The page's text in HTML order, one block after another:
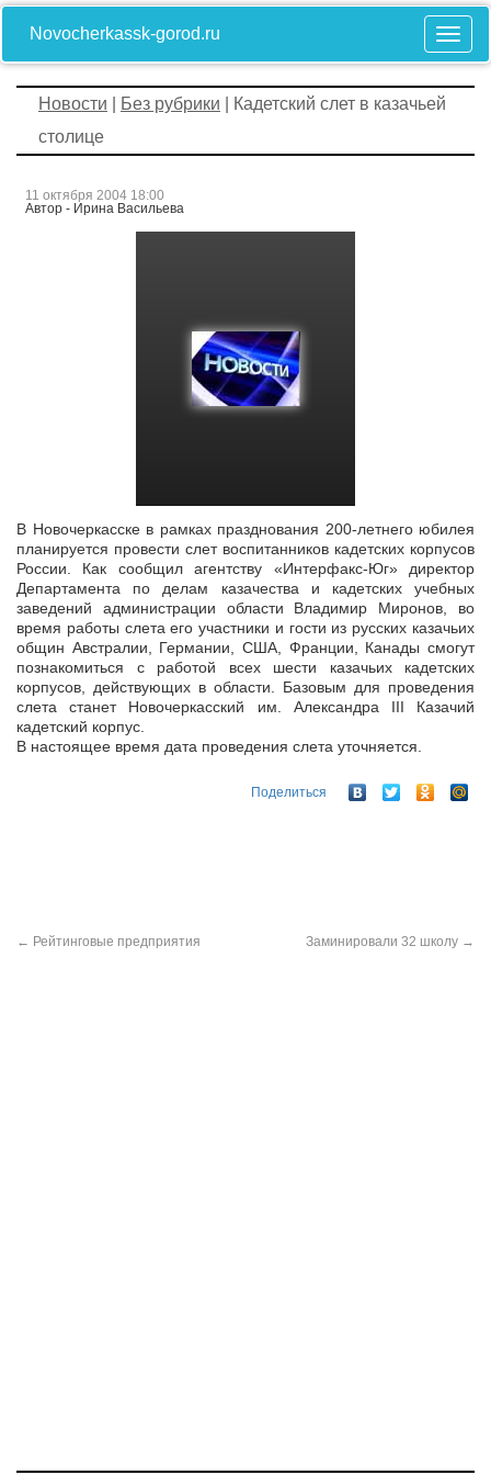
Novocherkassk-gorod.ru
Новости Без рубрики | Кадетский слет в казачьей
столице
11 октября 2004 18:00
Автор - Ирина Васильева
В Новочеркасске в рамках празднования 200-летнего юбилея
планируется провести слет воспитанников кадетских корпусов
России. Как сообщил агентству «Интерфакс-Юг» директор
Департамента по делам казачества и кадетских учебных
заведений администрации области Владимир Миронов, во
время работы слета его участники и гости из русских казачьих
общин Австралии, Германии, США, Франции, Канады смогут
познакомиться с работой всех шести казачьих кадетских
корпусов, действующих в области. Базовым для проведения
слета станет Новочеркасский им. Александра III Казачий
кадетский корпус.
В настоящее время дата проведения слета уточняется.
Поделиться
← Рейтинговые предприятия Заминировали 32 школу →